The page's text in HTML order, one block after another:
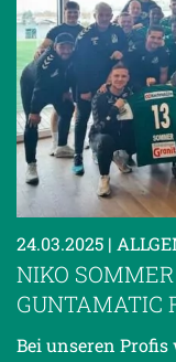
24.03.2025 |
NIKO
GUNTAMATIC
Bei unseren